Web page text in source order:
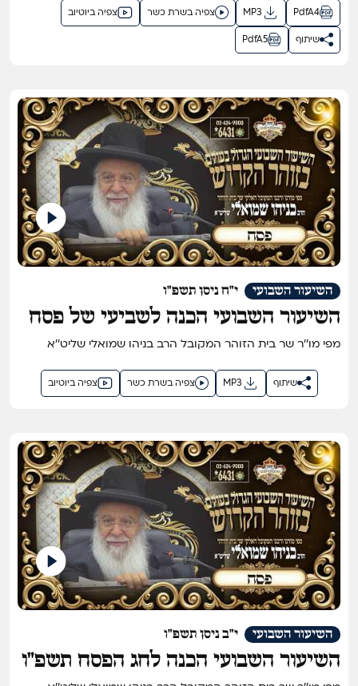
בניהו שמואלי שליט"א
צפיה ביוטיוב צפיה בשרת כשר MP3 PdfA4
PdfA5 שיתוף
י"ח ניסן תשפ"ו השיעור השבועי
השיעור השבועי הכנה לשביעי של פסח
תשפ"ו - השיעור הגדול בתבל בזוהר
בניהו שמואלי שליט"א
מפי מו''ר שר בית הזוהר המקובל הרב בניהו שמואלי שליט''א
צפיה ביוטיוב צפיה בשרת כשר MP3 שיתוף
י"ב ניסן תשפ"ו השיעור השבועי
השיעור השבועי הכנה לחג הפסח תשפ"ו